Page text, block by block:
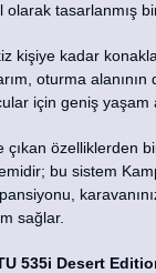
olarak tasarlanmış
kişiye kadar
oturma
için geniş yaşam
çıkan özelliklerden
bu sistem
sağlar.
535i Desert